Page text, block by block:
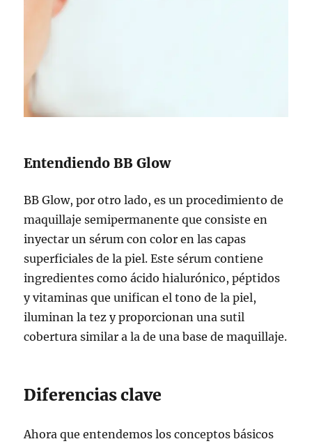
Entendiendo BB Glow
BB Glow, por otro lado, es un procedimiento de
maquillaje semipermanente que consiste en
inyectar un sérum con color en las capas
superficiales de la piel. Este sérum contiene
ingredientes como ácido hialurónico, péptidos
y vitaminas que unifican el tono de la piel,
iluminan la tez y proporcionan una sutil
cobertura similar a la de una base de maquillaje.
Diferencias clave
Ahora que entendemos los conceptos básicos